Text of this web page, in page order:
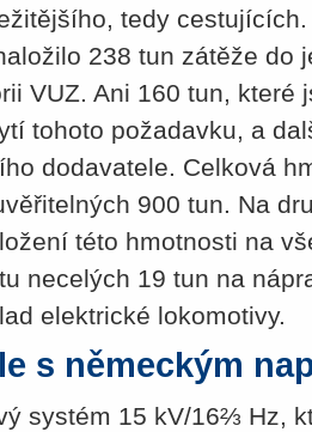
tedy
238 tun zátěže do
VUZ. Ani 160 tun, které
tohoto požadavku, a
dodavatele. Celková
900 tun. Na
této hmotnosti na
necelých 19 tun na
elektrické lokomotivy.
s německým
systém 15 kV/16⅔ Hz,